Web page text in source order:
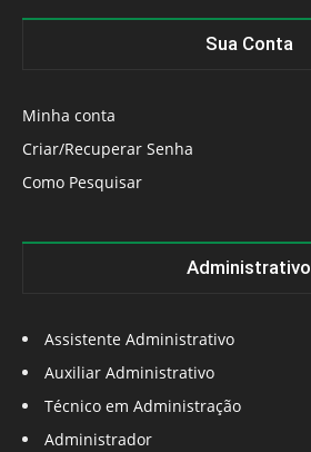
Sua Conta
Minha conta
Criar/Recuperar Senha
Como Pesquisar
Administrativo
Assistente Administrativo
Auxiliar Administrativo
Técnico em Administração
Administrador